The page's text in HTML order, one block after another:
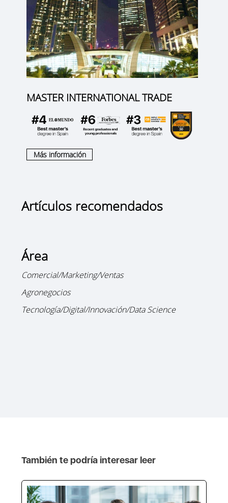
MASTER INTERNATIONAL TRADE
Más información
Artículos recomendados
Área
Comercial/Marketing/Ventas
Agronegocios
Tecnología/Digital/Innovación/Data Science
También te podría interesar leer